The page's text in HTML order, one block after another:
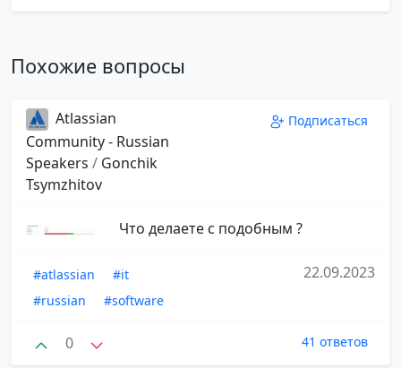
Похожие вопросы
Atlassian
Community - Russian
Speakers / Gonchik
Tsymzhitov
Подписаться
Что делаете с подобным ?
#atlassian
#it
#russian
#software
22.09.2023
0 41 ответов